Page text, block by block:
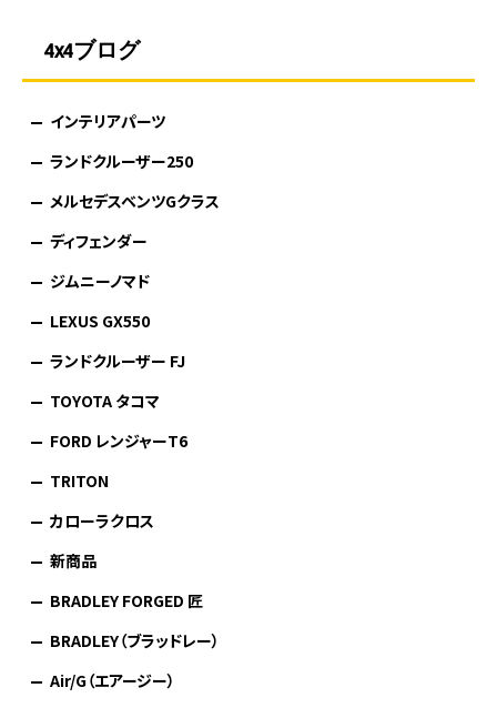
4x4ブログ
インテリアパーツ
ランドクルーザー250
メルセデスベンツGクラス
ディフェンダー
ジムニーノマド
LEXUS GX550
ランドクルーザー FJ
TOYOTA タコマ
FORD レンジャーT6
TRITON
カローラクロス
新商品
BRADLEY FORGED 匠
BRADLEY（ブラッドレー）
Air/G（エアージー）